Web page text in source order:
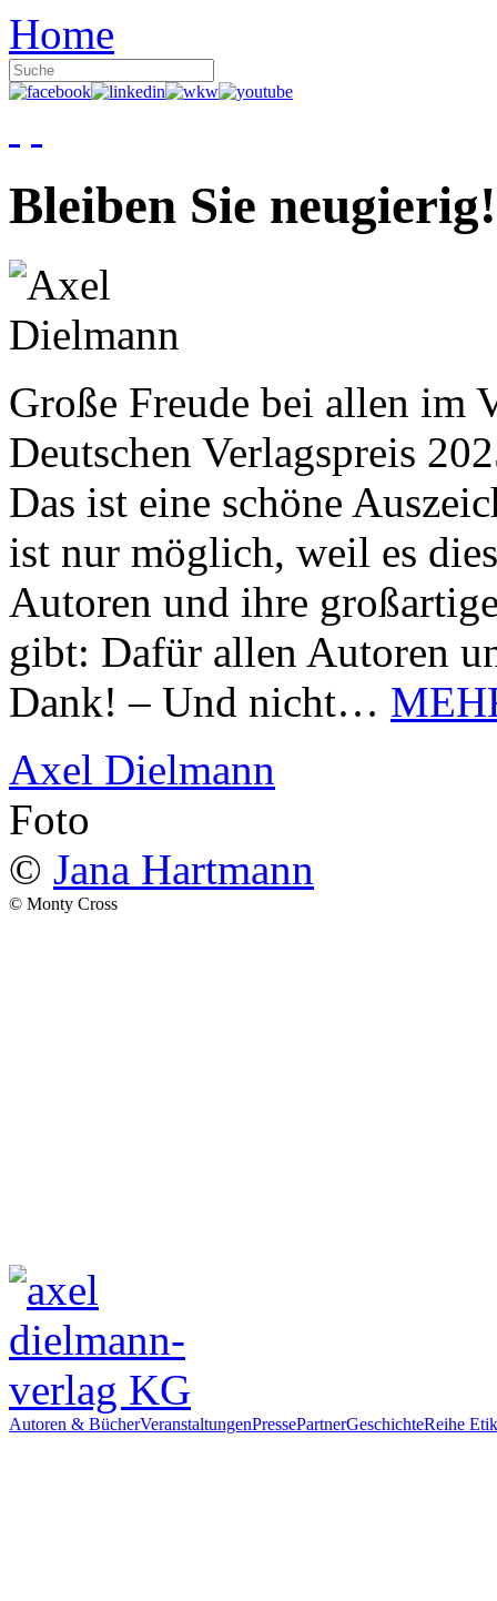
Home
Bleiben Sie neugierig!
Große Freude bei allen im
Deutschen Verlagspreis
Das ist eine schöne
ist nur möglich, weil es
Autoren und ihre
gibt: Dafür allen Autoren
Dank! – Und nicht…
Axel Dielmann
Foto
© Jana Hartmann
© Monty Cross
Autoren & BücherVeranstaltungenPressePartnerGeschichteReihe